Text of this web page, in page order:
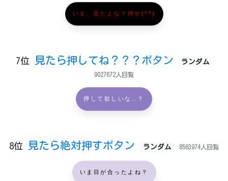
いま、見たよな？押せ(^^)
7位 見たら押してね？？？ボタン ランダム
9027672人回覧
押して欲しいな…？
8位 見たら絶対押すボタン ランダム 8563974人回覧
いま目が合ったよね？